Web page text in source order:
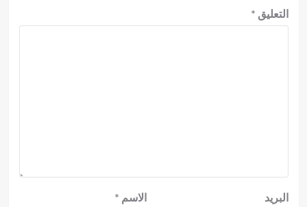
التعليق *
الاسم *
البريد